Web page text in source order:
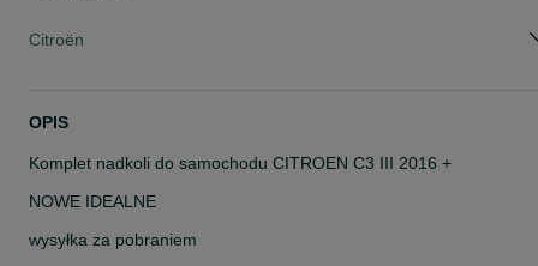
Citroën
OPIS
Komplet nadkoli do samochodu CITROEN C3 III 2016 +
NOWE IDEALNE
wysyłka za pobraniem